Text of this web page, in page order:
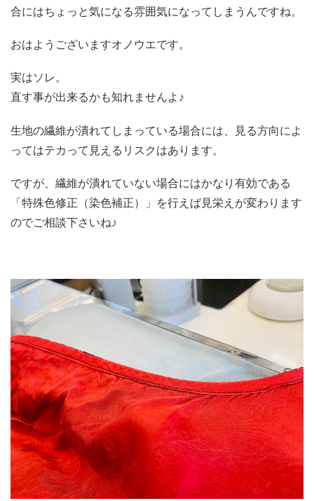
合にはちょっと気になる雰囲気になってしまうんですね。
おはようございますオノウエです。
実はソレ。
直す事が出来るかも知れませんよ♪
生地の繊維が潰れてしまっている場合には、見る方向によ
ってはテカって見えるリスクはあります。
ですが、繊維が潰れていない場合にはかなり有効である
「特殊色修正（染色補正）」を行えば見栄えが変わります
のでご相談下さいね♪